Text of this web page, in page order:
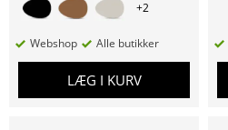
+2
Webshop Alle butikker
LÆG I KURV